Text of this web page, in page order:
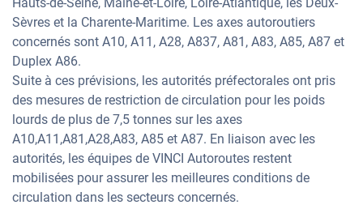
Sèvres et la Charente-Maritime. Les axes autoroutiers
concernés sont A10, A11, A28, A837, A81, A83, A85, A87 et
Duplex A86.
Suite à ces prévisions, les autorités préfectorales ont pris
des mesures de restriction de circulation pour les poids
lourds de plus de 7,5 tonnes sur les axes
A10,A11,A81,A28,A83, A85 et A87. En liaison avec les
autorités, les équipes de VINCI Autoroutes restent
mobilisées pour assurer les meilleures conditions de
circulation dans les secteurs concernés.